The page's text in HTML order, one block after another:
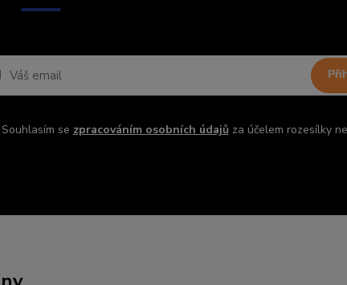
Souhlasím se zpracováním osobních údajůza účelem rozesílky